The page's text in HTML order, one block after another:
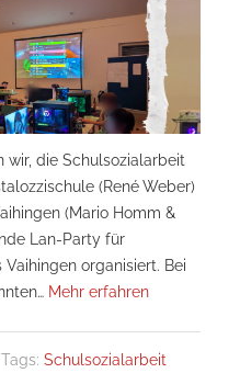
wir, die Schulsozialarbeit
(René Weber)
(Mario Homm &
Lan-Party für
organisiert. Bei
Mehr erfahren
Tags: Schulsozialarbeit